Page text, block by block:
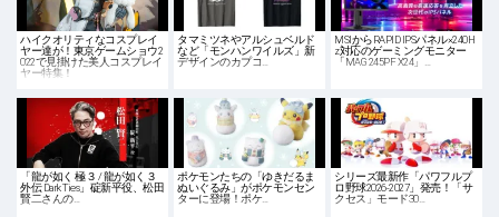
ハイクオリティなコスプレイ
ヤー達が！東京ゲームショウ2
022で見掛けた美人コスプレイ
ヤー特集！
タマミツネやアルシュベルド
など「モンハンワイルズ」新
デザインのカプコ…
MSIからRAPID IPSパネル×240H
z対応のゲーミングモニター
「MAG 245PF X24」…
「龍が如く 極３ / 龍が如く３
外伝 Dark Ties」碇新平役、松田
賢二さんの…
ポケモンたちの「ゆきだるま
ぬいぐるみ」がポケモンセン
ターに登場！ポケ…
シリーズ最新作「パワフルプ
ロ野球2026-2027」発売！「サ
クセス」モード30…